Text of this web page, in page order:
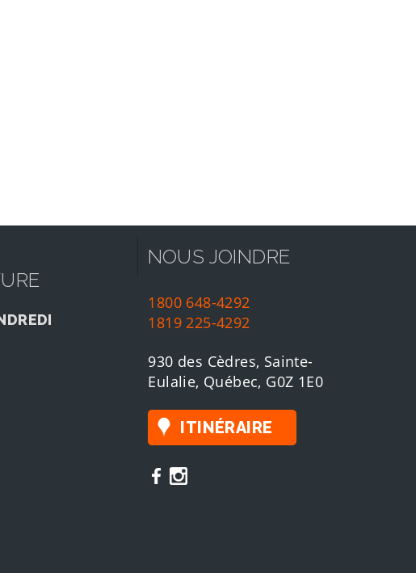
NOUS JOINDRE
1800 648-4292
1819 225-4292
930 des Cèdres, Sainte-
Eulalie, Québec, G0Z 1E0
ITINÉRAIRE